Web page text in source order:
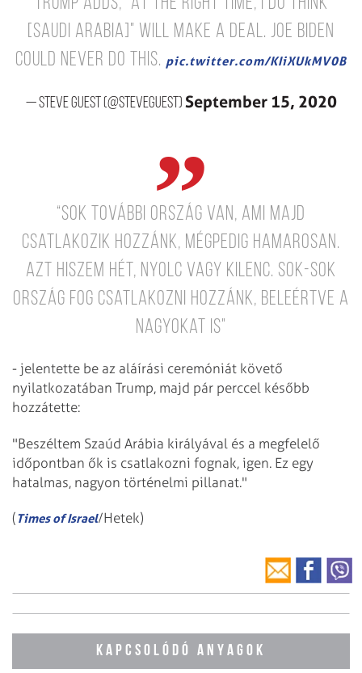
[Saudi Arabia]" will make a deal. Joe Biden
could never do this. pic.twitter.com/KIiXUkMV0B
— Steve Guest (@SteveGuest) September 15, 2020
“Sok további ország van, ami majd
csatlakozik hozzánk, mégpedig hamarosan.
Azt hiszem hét, nyolc vagy kilenc. Sok-sok
ország fog csatlakozni hozzánk, beleértve a
nagyokat is"
- jelentette be az aláírási ceremóniát követő
nyilatkozatában Trump, majd pár perccel később
hozzátette:
"Beszéltem Szaúd Arábia királyával és a megfelelő
időpontban ők is csatlakozni fognak, igen. Ez egy
hatalmas, nagyon történelmi pillanat."
(Times of Israel/Hetek)
KAPCSOLÓDÓ ANYAGOK